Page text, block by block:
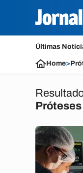
Últimas
Home>
Próteses